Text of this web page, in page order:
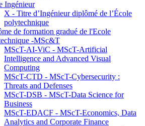
Ingénieur
X - Titre d’Ingénieur diplômé de l’École
polytechnique
de formation gradué de l'Ecole
-MSc&T
MScT-AI-ViC - MScT-Artificial
Intelligence and Advanced Visual
Computing
MScT-CTD - MScT-Cybersecurity :
Threats and Defenses
MScT-DSB - MScT-Data Science for
Business
MScT-EDACF - MScT-Economics, Data
Analytics and Corporate Finance